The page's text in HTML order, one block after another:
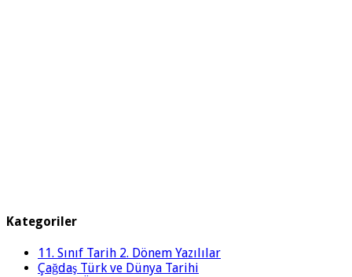
Kategoriler
11. Sınıf Tarih 2. Dönem Yazılılar
Çağdaş Türk ve Dünya Tarihi